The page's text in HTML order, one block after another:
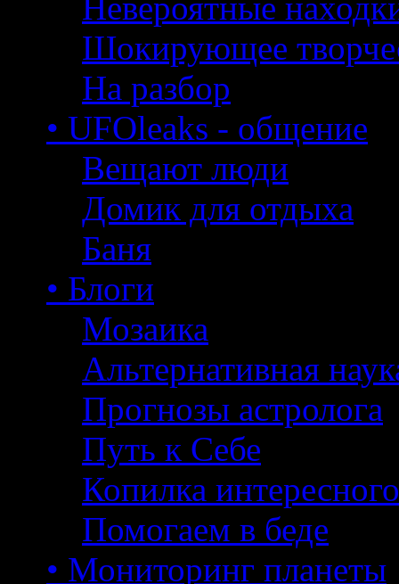
Шокирующее
На разбор
• UFOleaks - общение
Вещают люди
Домик для отдыха
Баня
• Блоги
Мозаика
Альтернативная
Прогнозы астролога
Путь к Себе
Копилка интересного
Помогаем в беде
• Мониторинг планеты